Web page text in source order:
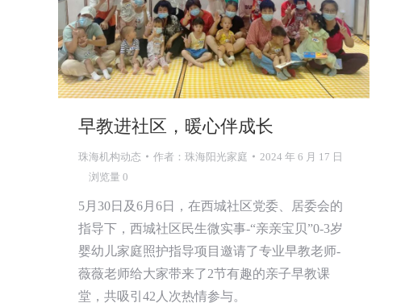
早教进社区，暖心伴成长
珠海机构动态 作者： 珠海阳光家庭
2024 年 6 月 17 日
浏览量 0
5月30日及6月6日，在西城社区党委、居委会的
指导下，西城社区民生微实事-“亲亲宝贝”0-3岁
婴幼儿家庭照护指导项目邀请了专业早教老师-
薇薇老师给大家带来了2节有趣的亲子早教课
堂，共吸引42人次热情参与。